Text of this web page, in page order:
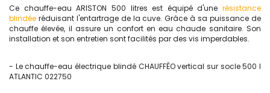
Ce chauffe-eau ARISTON 500 litres est équipé d'une résistance
blindée réduisant l'entartrage de la cuve. Grâce à sa puissance de
chauffe élevée, il assure un confort en eau chaude sanitaire. Son
installation et son entretien sont facilités par des vis imperdables.
- Le chauffe-eau électrique blindé CHAUFFÉO vertical sur socle 500 l
ATLANTIC 022750